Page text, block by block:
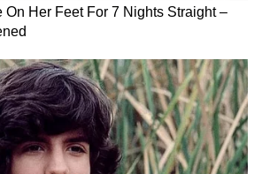
ಸ್ನೇಹಿತರು ನಿಮಗೆ
ಆಪ್ತರಿಂದ ಬೆಂಬಲ ಮತ್ತು ಮಾನಸಿಕ
ವಿಷಯಗಳ ಬಗ್ಗೆ ಜ್ಞಾನ ಸಿಗಲಿದ್ದು,
ಕಲಹ ಮಾಡಿಕೊಳ್ಳಿ.